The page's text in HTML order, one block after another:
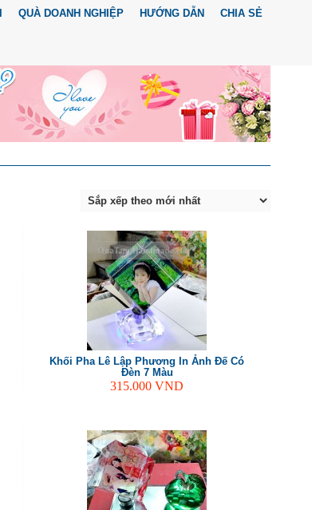
QUÀ DOANH NGHIỆP HƯỚNG DẪN CHIA SẺ
Khối Pha Lê Lập Phương In Ảnh Đế Có
Đèn 7 Màu
315.000 VND